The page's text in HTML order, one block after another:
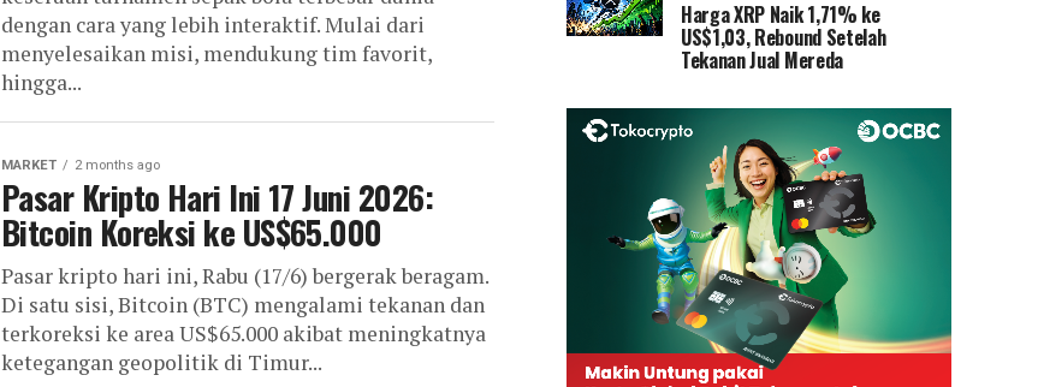
dengan cara yang lebih interaktif. Mulai dari
menyelesaikan misi, mendukung tim favorit,
hingga...
MARKET 2 months ago
Pasar Kripto Hari Ini 17 Juni 2026:
Bitcoin Koreksi ke US$65.000
Pasar kripto hari ini, Rabu (17/6) bergerak beragam.
Di satu sisi, Bitcoin (BTC) mengalami tekanan dan
terkoreksi ke area US$65.000 akibat meningkatnya
ketegangan geopolitik di Timur...
Harga XRP Naik 1,71% ke
US$1,03, Rebound Setelah
Tekanan Jual Mereda